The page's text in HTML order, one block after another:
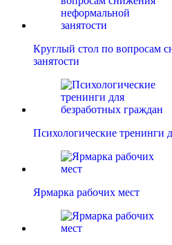
Круглый стол по вопросам
занятости
Психологические тренинги
Ярмарка рабочих мест